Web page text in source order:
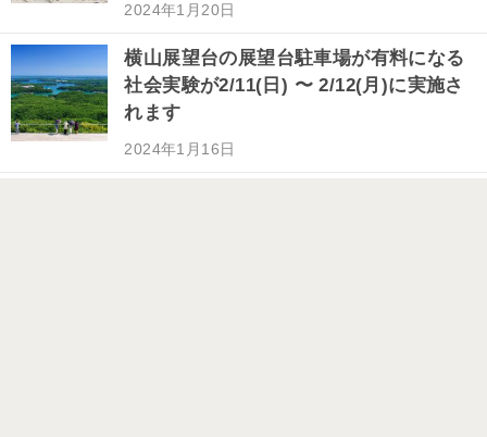
2024年1月20日
横山展望台の展望台駐車場が有料になる
社会実験が2/11(日) 〜 2/12(月)に実施さ
れます
2024年1月16日